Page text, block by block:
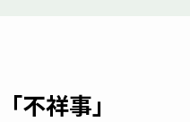
不祥事」